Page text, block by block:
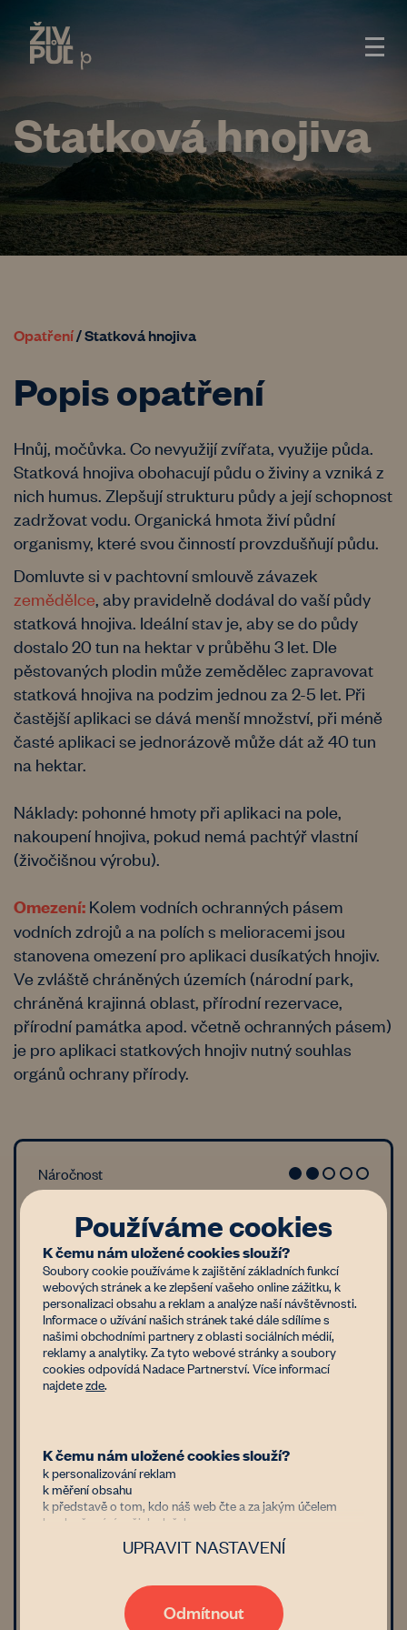
Statková hnojiva
Opatření/Statková hnojiva
Popis opatření
Hnůj, močůvka. Co nevyužijí zvířata, využije půda.
Statková hnojiva obohacují půdu o živiny a vzniká z
nich humus. Zlepšují strukturu půdy a její schopnost
zadržovat vodu. Organická hmota živí půdní
organismy, které svou činností provzdušňují půdu.
Domluvte si v pachtovní smlouvě závazek
zemědělce, aby pravidelně dodával do vaší půdy
statková hnojiva. Ideální stav je, aby se do půdy
dostalo 20 tun na hektar v průběhu 3 let. Dle
pěstovaných plodin může zemědělec zapravovat
statková hnojiva na podzim jednou za 2-5 let. Při
častější aplikaci se dává menší množství, při méně
časté aplikaci se jednorázově může dát až 40 tun
na hektar.
Náklady: pohonné hmoty při aplikaci na pole,
nakoupení hnojiva, pokud nemá pachtýř vlastní
(živočišnou výrobu).
Omezení: Kolem vodních ochranných pásem
vodních zdrojů a na polích s melioracemi jsou
stanovena omezení pro aplikaci dusíkatých hnojiv.
Ve zvláště chráněných územích (národní park,
chráněná krajinná oblast, přírodní rezervace,
přírodní památka apod. včetně ochranných pásem)
je pro aplikaci statkových hnojiv nutný souhlas
orgánů ochrany přírody.
Náročnost
organické hmoty
Eroze a půdní struktura
Biodiverzita
Půdní život
Méně než 1 ha
1 - 5 ha
Náklady / ztráta
Používáme cookies
K čemu nám uložené cookies slouží?
Soubory cookie používáme k zajištění základních funkcí
webových stránek a ke zlepšení vašeho online zážitku, k
personalizaci obsahu a reklam a analýze naší návštěvnosti.
Informace o užívání našich stránek také dále sdílíme s
našimi obchodními partnery z oblasti sociálních médií,
reklamy a analytiky. Za tyto webové stránky a soubory
cookies odpovídá Nadace Partnerství. Více informací
najdetezde.
K čemu nám uložené cookies slouží?
k personalizování reklam
k měření obsahu
k představě o tom, kdo náš web čte a za jakým účelem
k vylepšování našich služeb
Důvěřujete nám?
stejně jako nám o zastavení znehodnocování půdy v Česku.
Díky tomu, že nám dáte možnost uchovávat data o vaší
aktivitě na našem webu, bude naše poradenství, databáze
UPRAVIT NASTAVENÍ
Odmítnout